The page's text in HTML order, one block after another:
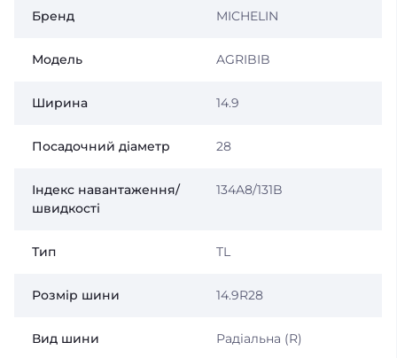
Бренд MICHELIN
Модель AGRIBIB
Ширина 14.9
Посадочний діаметр 28
Індекс навантаження/
швидкості
134A8/131B
Тип TL
Розмір шини 14.9R28
Вид шини Радіальна (R)